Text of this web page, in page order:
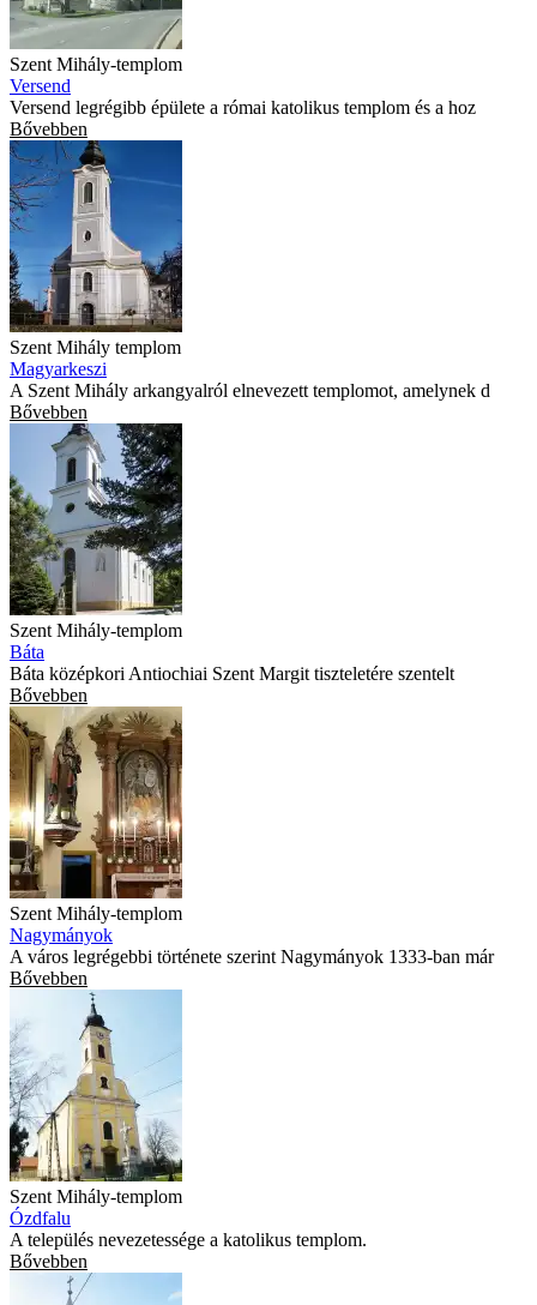
Szent Mihály-templom
Versend
Versend legrégibb épülete a római katolikus templom és a hoz
Bővebben
Szent Mihály templom
Magyarkeszi
A Szent Mihály arkangyalról elnevezett templomot, amelynek d
Bővebben
Szent Mihály-templom
Báta
Báta középkori Antiochiai Szent Margit tiszteletére szentelt
Bővebben
Szent Mihály-templom
Nagymányok
A város legrégebbi története szerint Nagymányok 1333-ban már
Bővebben
Szent Mihály-templom
Ózdfalu
A település nevezetessége a katolikus templom.
Bővebben